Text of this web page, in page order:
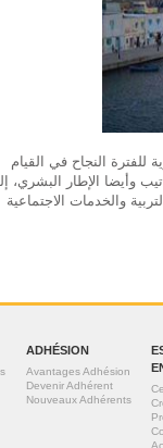
للفترة النجاح في القيام
وأيضا الإطار البشري،
والخدمات الاجتماعية
ADHÉSION
Avantages Adhésion
Devenir Adhérent
Nouveaux Adhérents